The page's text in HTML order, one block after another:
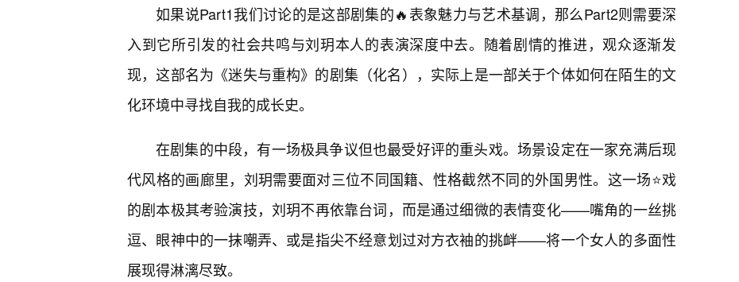
如果说Part1我们讨论的是这部剧集的🔥表象魅力与艺术基调，那么Part2则需要深
入到它所引发的社会共鸣与刘玥本人的表演深度中去。随着剧情的推进，观众逐渐发
现，这部名为《迷失与重构》的剧集（化名），实际上是一部关于个体如何在陌生的文
化环境中寻找自我的成长史。
在剧集的中段，有一场极具争议但也最受好评的重头戏。场景设定在一家充满后现
代风格的画廊里，刘玥需要面对三位不同国籍、性格截然不同的外国男性。这一场⭐戏
的剧本极其考验演技，刘玥不再依靠台词，而是通过细微的表情变化——嘴角的一丝挑
逗、眼神中的一抹嘲弄、或是指尖不经意划过对方衣袖的挑衅——将一个女人的多面性
展现得淋漓尽致。